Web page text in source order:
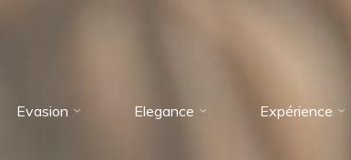
Evasion Elegance Expérience